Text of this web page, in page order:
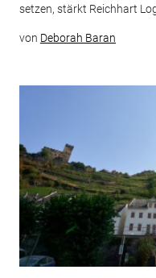
setzen, stärkt Reichhart
von Deborah Baran